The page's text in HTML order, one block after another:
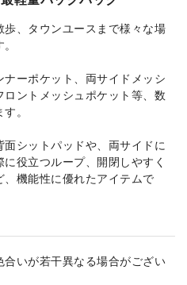
、タウンユースまで様々な場
ーポケット、両サイドメッシ
ントメッシュポケット等、数
。
シットパッドや、両サイドに
役立つループ、開閉しやすく
機能性に優れたアイテムで
いが若干異なる場合がござい